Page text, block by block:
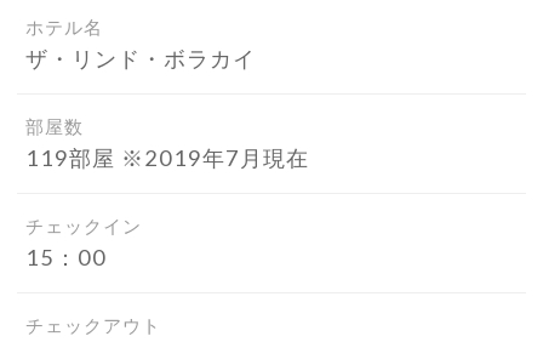
ホテル名
ザ・リンド・ボラカイ
部屋数
119部屋 ※2019年7月現在
チェックイン
15：00
チェックアウト